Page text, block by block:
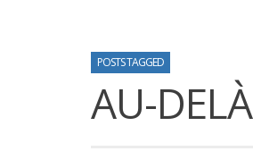
POSTS TAGGED
AU-DELÀ